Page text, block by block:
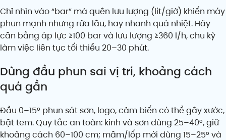
Chỉ nhìn vào “bar” mà quên lưu lượng (lít/giờ) khiến máy
phun mạnh nhưng rửa lâu, hay nhanh quá nhiệt. Hãy
cân bằng áp lực ≥100 bar và lưu lượng ≥360 l/h, chu kỳ
làm việc liên tục tối thiểu 20–30 phút.
Dùng đầu phun sai vị trí, khoảng cách
quá gần
Đầu 0–15° phun sát sơn, logo, cảm biến có thể gây xước,
bật tem. Quy tắc an toàn: kính và sơn dùng 25–40°, giữ
khoảng cách 60–100 cm; mâm/lốp mới dùng 15–25° và